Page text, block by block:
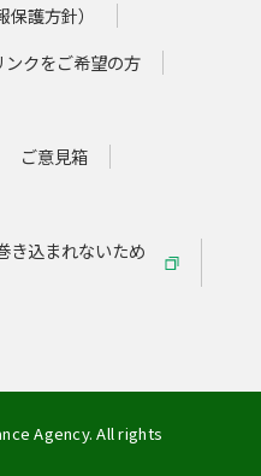
護方針）
ンクをご希望の方
ご意見箱
き込まれないため
Agency. All rights